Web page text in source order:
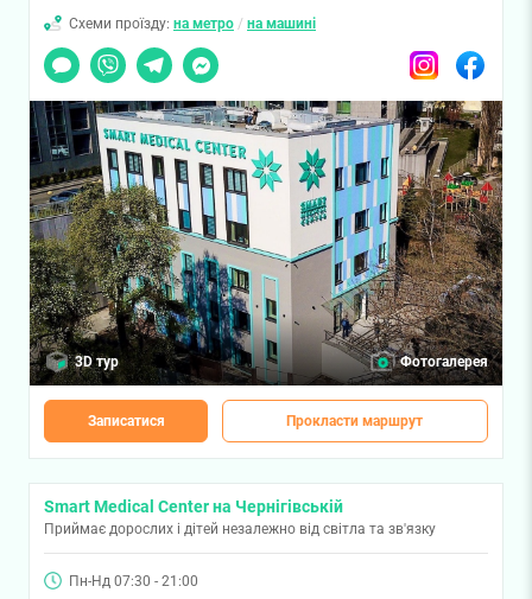
Схеми проїзду: на метро / на машині
Чат
Viber TelegramMessenger InstagramFacebook
3D тур Фотогалерея
Записатися Прокласти маршрут
Smart Medical Center на Чернігівській
Приймає дорослих і дітей незалежно від світла та зв'язку
Пн-Нд 07:30 - 21:00